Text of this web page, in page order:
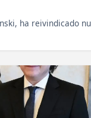
ha reivindicado